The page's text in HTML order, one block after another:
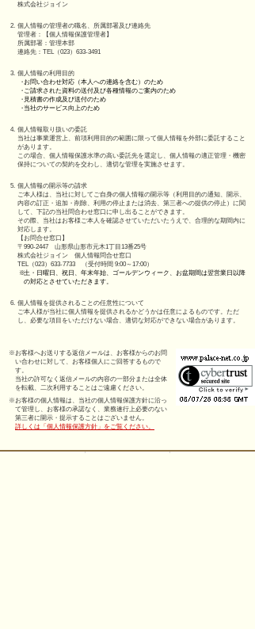
株式会社ジョイン
2. 個人情報の管理者の職名、所属部署及び連絡先
管理者：【個人情報保護管理者】
所属部署：管理本部
連絡先：TEL（023）633-3491
3. 個人情報の利用目的
・お問い合わせ対応（本人への連絡を含む）のため
・ご請求された資料の送付及び各種情報のご案内のため
・見積書の作成及び送付のため
・当社のサービス向上のため
4. 個人情報取り扱いの委託
当社は事業運営上、前項利用目的の範囲に限って個人情報を外部に委託すること
があります。
この場合、個人情報保護水準の高い委託先を選定し、個人情報の適正管理・機密
保持についての契約を交わし、適切な管理を実施させます。
5. 個人情報の開示等の請求
ご本人様は、当社に対してご自身の個人情報の開示等（利用目的の通知、開示、
内容の訂正・追加・削除、利用の停止または消去、第三者への提供の停止）に関
して、下記の当社問合わせ窓口に申し出ることができます。
その際、当社はお客様ご本人を確認させていただいたうえで、合理的な期間内に
対応します。
【お問合せ窓口】
〒990-2447 山形県山形市元木1丁目13番25号
株式会社ジョイン 個人情報問合せ窓口
TEL（023）633-7733 （受付時間 9:00～17:00）
※土・日曜日、祝日、年末年始、ゴールデンウィーク、お盆期間は翌営業日以降
の対応とさせていただきます。
6. 個人情報を提供されることの任意性について
ご本人様が当社に個人情報を提供されるかどうかは任意によるものです。ただ
し、必要な項目をいただけない場合、適切な対応ができない場合があります。
※お客様へお送りする返信メールは、お客様からのお問
い合わせに対して、お客様個人にご回答するもので
す。
当社の許可なく返信メールの内容の一部分または全体
を転載、二次利用することはご遠慮ください。
※お客様の個人情報は、当社の個人情報保護方針に沿っ
て管理し、お客様の承諾なく、業務遂行上必要のない
第三者に開示・提示することはございません。
詳しくは「個人情報保護方針」をご覧ください。